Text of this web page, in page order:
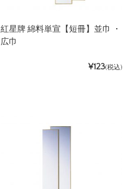
紅星牌 綿料単宣【短冊】並巾 ・
広巾
¥123(税込)